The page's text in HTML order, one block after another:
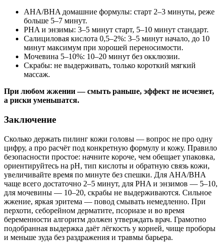
AHA/BHA домашние формулы: старт 2–3 минуты, реже
больше 5–7 минут.
PHA и энзимы: 3–5 минут старт, 5–10 минут стандарт.
Салициловая кислота 0,5–2%: 3–5 минут начало, до 10
минут максимум при хорошей переносимости.
Мочевина 5–10%: 10–20 минут без окклюзии.
Скрабы: не выдерживать, только короткий мягкий
массаж.
При любом жжении — смыть раньше, эффект не исчезнет,
а риски уменьшатся.
Заключение
Сколько держать пилинг кожи головы — вопрос не про одну
цифру, а про расчёт под конкретную формулу и кожу. Правило
безопасности простое: начните короче, чем обещает упаковка,
ориентируйтесь на pH, тип кислоты и обратную связь кожи,
увеличивайте время по минуте без спешки. Для AHA/BHA
чаще всего достаточно 2–5 минут, для PHA и энзимов — 5–10,
для мочевины — 10–20, скрабы не выдерживаются. Сильное
жжение, яркая эритема — повод смывать немедленно. При
перхоти, себорейном дерматите, псориазе и во время
беременности алгоритм должен утверждать врач. Грамотно
подобранная выдержка даёт лёгкость у корней, чище проборы
и меньше зуда без раздражения и травмы барьера.